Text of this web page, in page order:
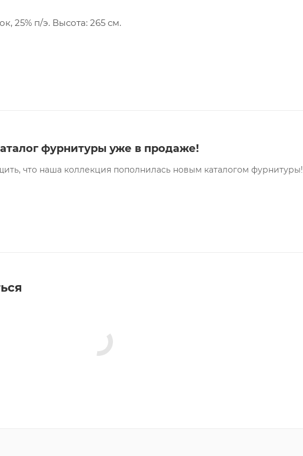
25% п/э. Высота: 265 см.
фурнитуры уже в продаже!
что наша коллекция пополнилась новым каталогом фурнитуры!